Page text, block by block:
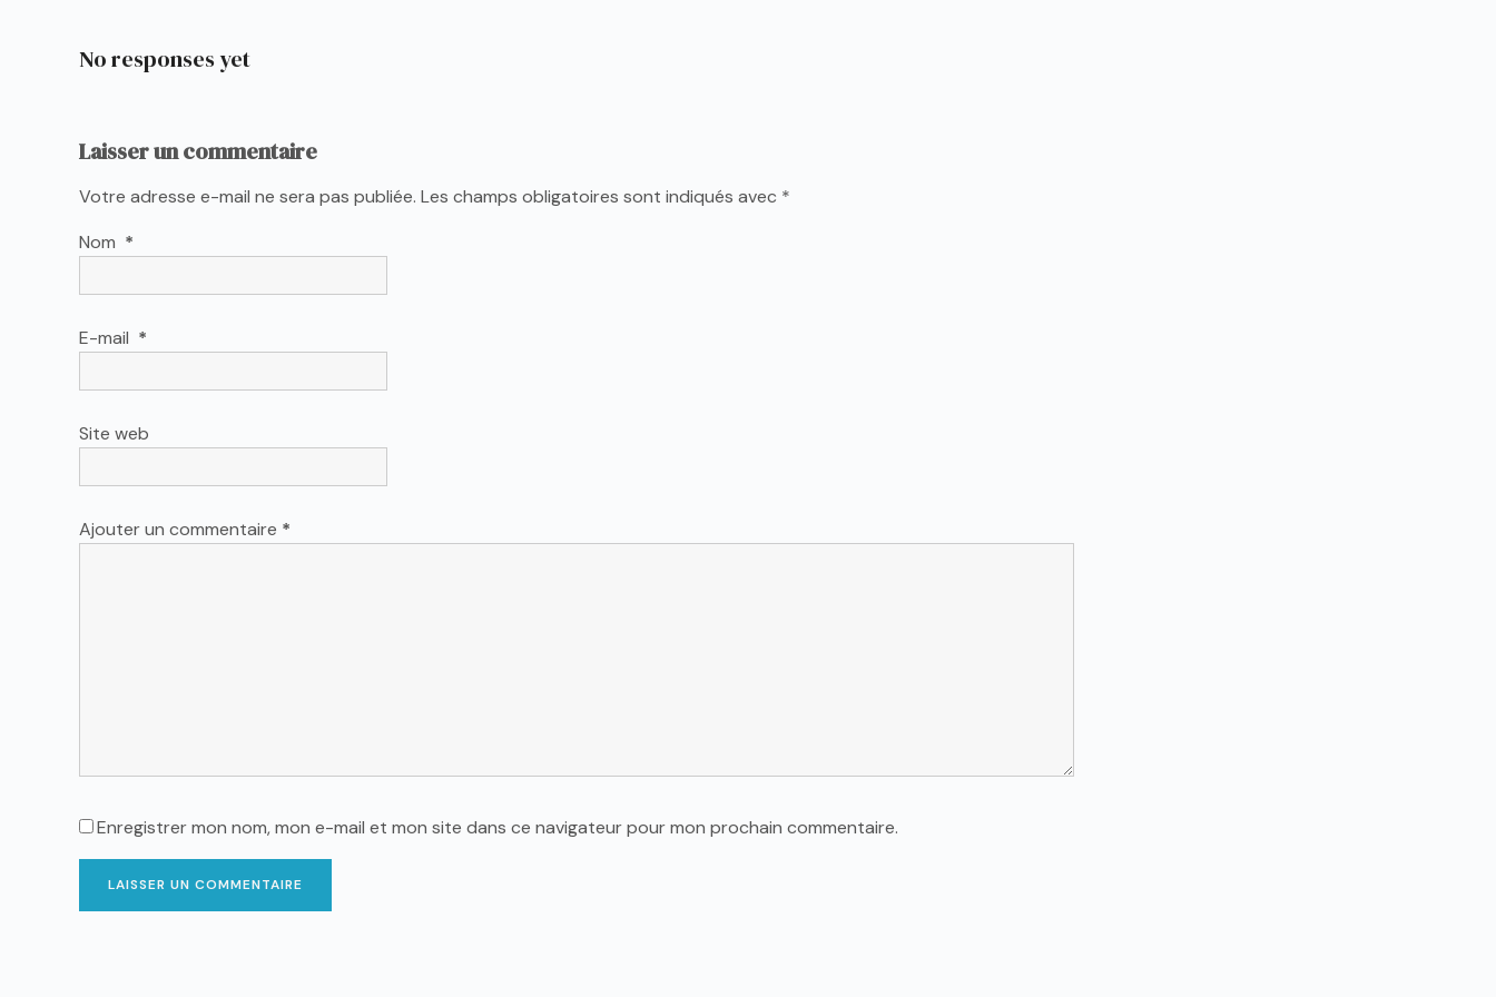
No responses yet
Laisser un commentaire
Votre adresse e-mail ne sera pas publiée. Les champs obligatoires sont indiqués avec *
Nom *
E-mail *
Site web
Ajouter un commentaire *
Enregistrer mon nom, mon e-mail et mon site dans ce navigateur pour mon prochain commentaire.
LAISSER UN COMMENTAIRE